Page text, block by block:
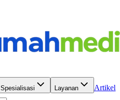
Spesialisasi Layanan Artikel